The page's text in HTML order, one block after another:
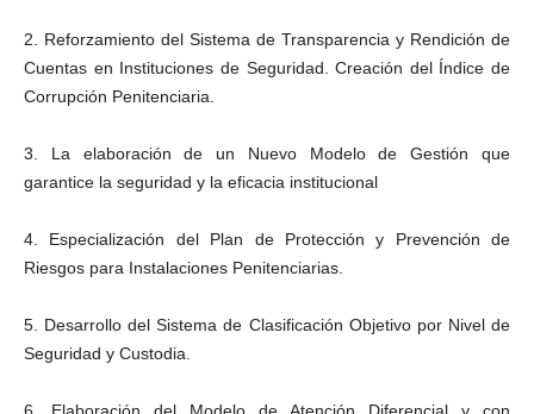
2. Reforzamiento del Sistema de Transparencia y Rendición de
Cuentas en Instituciones de Seguridad. Creación del Índice de
Corrupción Penitenciaria.
3. La elaboración de un Nuevo Modelo de Gestión que
garantice la seguridad y la eficacia institucional
4. Especialización del Plan de Protección y Prevención de
Riesgos para Instalaciones Penitenciarias.
5. Desarrollo del Sistema de Clasificación Objetivo por Nivel de
Seguridad y Custodia.